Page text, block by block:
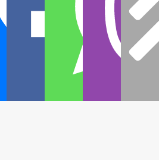
ГК «Добрый дом»
для строительства